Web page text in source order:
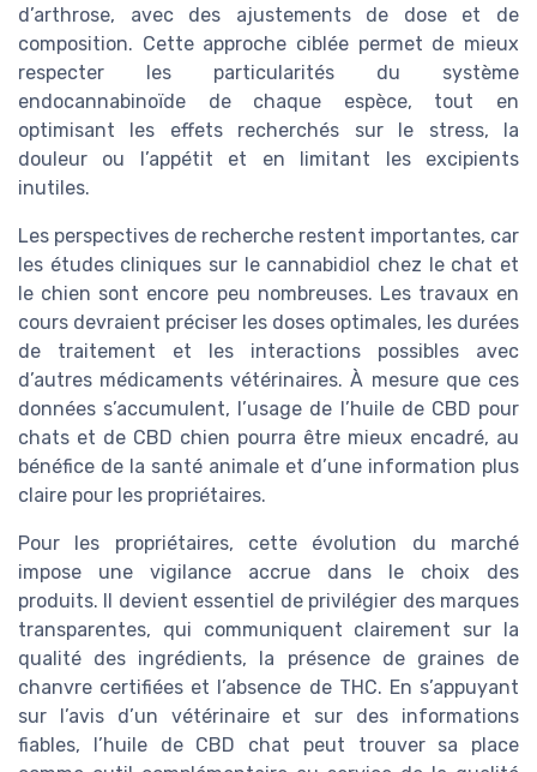
d’arthrose, avec des ajustements de dose et de
composition. Cette approche ciblée permet de mieux
respecter les particularités du système
endocannabinoïde de chaque espèce, tout en
optimisant les effets recherchés sur le stress, la
douleur ou l’appétit et en limitant les excipients
inutiles.
Les perspectives de recherche restent importantes, car
les études cliniques sur le cannabidiol chez le chat et
le chien sont encore peu nombreuses. Les travaux en
cours devraient préciser les doses optimales, les durées
de traitement et les interactions possibles avec
d’autres médicaments vétérinaires. À mesure que ces
données s’accumulent, l’usage de l’huile de CBD pour
chats et de CBD chien pourra être mieux encadré, au
bénéfice de la santé animale et d’une information plus
claire pour les propriétaires.
Pour les propriétaires, cette évolution du marché
impose une vigilance accrue dans le choix des
produits. Il devient essentiel de privilégier des marques
transparentes, qui communiquent clairement sur la
qualité des ingrédients, la présence de graines de
chanvre certifiées et l’absence de THC. En s’appuyant
sur l’avis d’un vétérinaire et sur des informations
fiables, l’huile de CBD chat peut trouver sa place